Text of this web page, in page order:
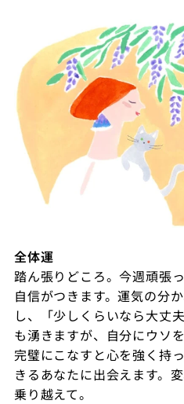
全体運
踏ん張りどころ。今週頑張
自信がつきます。運気の分
し、「少しくらいなら大丈
も湧きますが、自分にウソ
完璧にこなすと心を強く持
きるあなたに出会えます。
乗り越えて。